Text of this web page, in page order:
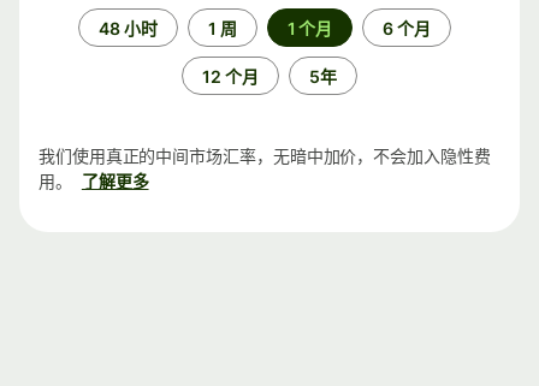
48 小时 1 周 1 个月 6 个月
12 个月 5年
我们使用真正的中间市场汇率，无暗中加价，不会加入隐性费
用。
了解更多